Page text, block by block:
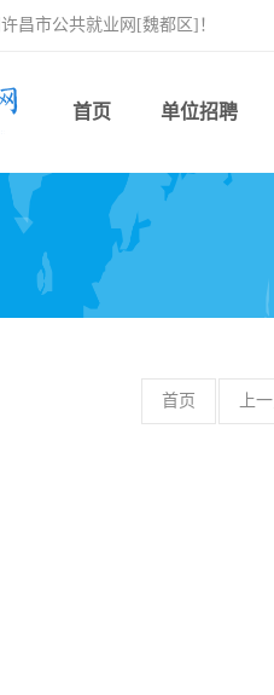
昌市公共就业网[魏都区]！
首页 单位招聘
首页 上